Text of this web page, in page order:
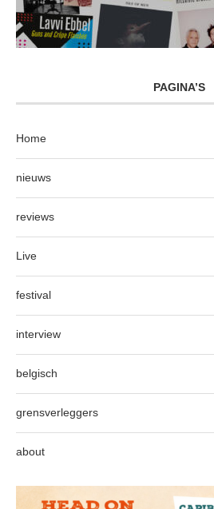
PAGINA’S
Home
nieuws
reviews
Live
festival
interview
belgisch
grensverleggers
about